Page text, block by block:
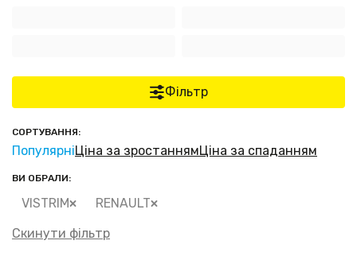
Фільтр
СОРТУВАННЯ:
ПопулярніЦіна за зростаннямЦіна за спаданням
ВИ ОБРАЛИ:
VISTRIM
RENAULT
Скинути фільтр